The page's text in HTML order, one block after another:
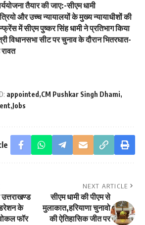
तैयार की जाए:-सीएम धामी
और उच्च न्यायालयों के मुख्य न्यायाधीशों की
में सीएम पुष्कर सिंह धामी ने प्रतिभाग किया
विधानसभा सीट पर चुनाव के दौरान भितरघात-
appointed CM Pushkar Singh Dhami
Jobs
के
फॉर
NEXT ARTICLE
सीएम धामी की पीएम से
मुलाकात,हरियाणा चुनावो
की ऐतिहासिक जीत पर